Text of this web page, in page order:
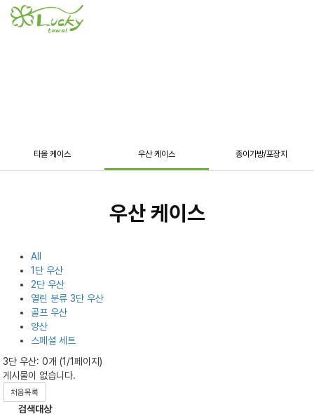
타올 케이스 우산 케이스 종이가방/포장지
우산 케이스
All
1단 우산
2단 우산
열린 분류3단 우산
골프 우산
양산
스페셜 세트
3단 우산: 0개 (1/1페이지)
게시물이 없습니다.
처음목록
검색대상